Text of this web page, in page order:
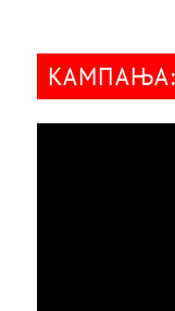
КАМПАЊА: